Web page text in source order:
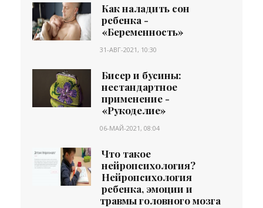
Как наладить сон
ребенка -
«Беременность»
31-АВГ-2021, 10:30
Бисер и бусины:
нестандартное
применение -
«Рукоделие»
06-МАЙ-2021, 08:04
Что такое
нейропсихология?
Нейропсихология
ребенка, эмоции и
травмы головного мозга